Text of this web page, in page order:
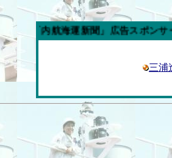
内航海運新聞」広告スポンサー企業
三浦